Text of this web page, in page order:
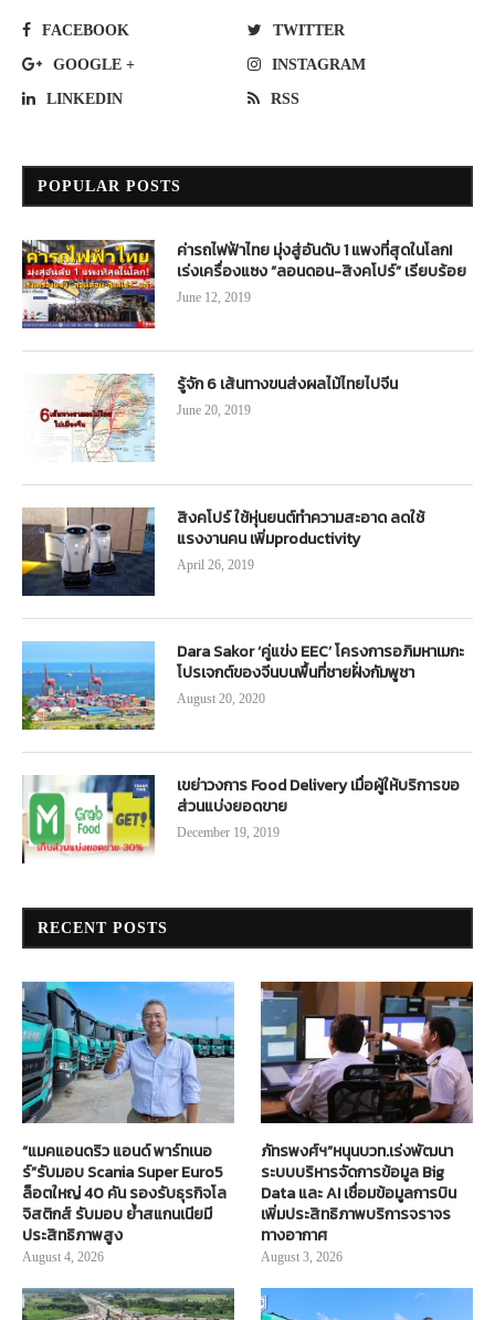
FACEBOOK TWITTER
GOOGLE + INSTAGRAM
LINKEDIN RSS
POPULAR POSTS
ค่ารถไฟฟ้าไทย มุ่งสู่อันดับ 1 แพงที่สุดในโลก!
เร่งเครื่องแซง “ลอนดอน-สิงคโปร์” เรียบร้อย
June 12, 2019
รู้จัก 6 เส้นทางขนส่งผลไม้ไทยไปจีน
June 20, 2019
สิงคโปร์ ใช้หุ่นยนต์ทำความสะอาด ลดใช้
แรงงานคน เพิ่มproductivity
April 26, 2019
Dara Sakor ‘คู่แข่ง EEC’ โครงการอภิมหาเมกะ
โปรเจกต์ของจีนบนพื้นที่ชายฝั่งกัมพูชา
August 20, 2020
เขย่าวงการ Food Delivery เมื่อผู้ให้บริการขอ
ส่วนแบ่งยอดขาย
December 19, 2019
RECENT POSTS
“แมคแอนดริว แอนด์ พาร์ทเนอ
ร์”รับมอบ Scania Super Euro5
ล็อตใหญ่ 40 คัน รองรับธุรกิจโล
จิสติกส์ รับมอบ ย้ำสแกนเนียมี
ประสิทธิภาพสูง
August 4, 2026
ภัทรพงศ์ฯ”หนุนบวท.เร่งพัฒนา
ระบบบริหารจัดการข้อมูล Big
Data และ AI เชื่อมข้อมูลการบิน
เพิ่มประสิทธิภาพบริการจราจร
ทางอากาศ
August 3, 2026